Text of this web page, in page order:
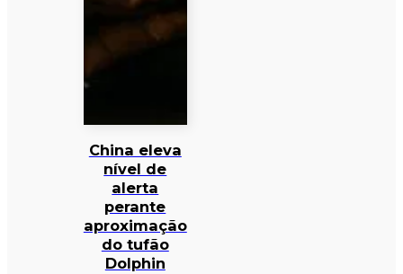
China eleva
nível de
alerta
perante
aproximação
do tufão
Dolphin